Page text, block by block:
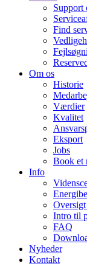
Support
Find
Om os
Historie
Værdier
Kvalitet
Eksport
Jobs
Book et
Info
Intro til
FAQ
Nyheder
Kontakt